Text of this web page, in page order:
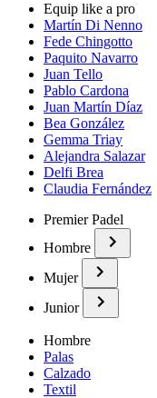
Equip like a pro
Martín Di Nenno
Fede Chingotto
Paquito Navarro
Juan Tello
Pablo Cardona
Juan Martín Díaz
Bea González
Gemma Triay
Alejandra Salazar
Delfi Brea
Claudia Fernández
Premier Padel
Hombre
Mujer
Junior
Hombre
Palas
Calzado
Textil